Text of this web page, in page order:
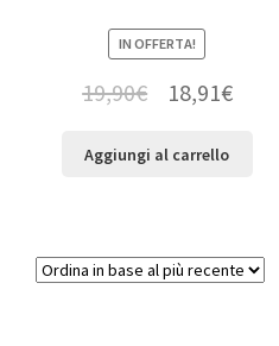
IN OFFERTA!
19,90€ 18,91€
Aggiungi al carrello